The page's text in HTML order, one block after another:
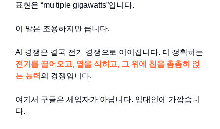
표현은 “multiple gigawatts”입니다.
이 말은 조용하지만 큽니다.
AI 경쟁은 결국 전기 경쟁으로 이어집니다. 더 정확히는
전기를 끌어오고, 열을 식히고, 그 위에 칩을 촘촘히 얹
는 능력 의 경쟁입니다.
여기서 구글은 세입자가 아닙니다. 임대인에 가깝습니
다.